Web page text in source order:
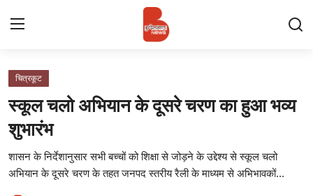
Contact
प्रमुख ख़बर
चित्रकूट
स्कूल चलो अभियान के दूसरे चरण का हुआ भव्य
शुभारंभ
शासन के निर्देशानुसार सभी बच्चों को शिक्षा से जोड़ने के उद्देश्य से स्कूल चलो
अभियान के दूसरे चरण के तहत जनपद स्तरीय रैली के माध्यम से अभिभावकों...